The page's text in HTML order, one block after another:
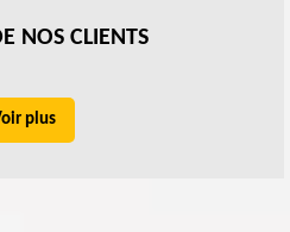
NOS CLIENTS
plus